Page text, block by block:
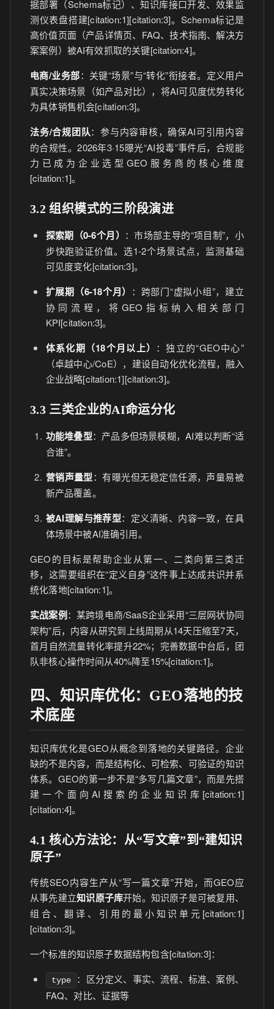
据部署（Schema标记）、知识库接口开发、效果监
测仪表盘搭建[citation:1][citation:3]。Schema标记是
高价值页面（产品详情页、FAQ、技术指南、解决方
案案例）被AI有效抓取的关键[citation:4]。
电商/业务部：关键“场景”与“转化”衔接者。定义用户
真实决策场景（如产品对比），将AI可见度优势转化
为具体销售机会[citation:3]。
法务/合规团队：参与内容审核，确保AI可引用内容
的合规性。2026年3·15曝光“AI投毒”事件后，合规能
力已成为企业选型GEO服务商的核心维度
[citation:1]。
3.2 组织模式的三阶段演进
探索期（0-6个月） ：市场部主导的“项目制”，小
步快跑验证价值。选1-2个场景试点，监测基础
可见度变化[citation:3]。
扩展期（6-18个月） ：跨部门“虚拟小组”，建立
协同流程，将GEO指标纳入相关部门
KPI[citation:3]。
体系化期（18个月以上） ：独立的“GEO中心”
（卓越中心/CoE），建设自动化优化流程，融入
企业战略[citation:1][citation:3]。
3.3 三类企业的AI命运分化
功能堆叠型：产品多但场景模糊，AI难以判断“适
合谁”。
营销声量型：有曝光但无稳定信任源，声量易被
新产品覆盖。
被AI理解与推荐型：定义清晰、内容一致，在具
体场景中被AI准确引用。
GEO的目标是帮助企业从第一、二类向第三类迁
移，这需要组织在“定义自身”这件事上达成共识并系
统化落地[citation:1]。
实战案例：某跨境电商/SaaS企业采用“三层网状协同
架构”后，内容从研究到上线周期从14天压缩至7天，
首月自然流量转化率提升22%；完善数据中台后，团
队非核心操作时间从40%降至15%[citation:1]。
四、知识库优化：GEO落地的技
术底座
知识库优化是GEO从概念到落地的关键路径。企业
缺的不是内容，而是结构化、可检索、可验证的知识
体系。GEO的第一步不是“多写几篇文章”，而是先搭
建一个面向AI搜索的企业知识库[citation:1]
[citation:4]。
4.1 核心方法论：从“写文章”到“建知识
原子”
传统SEO内容生产从“写一篇文章”开始，而GEO应
从事先建立知识原子库开始。知识原子是可被复用、
组合、翻译、引用的最小知识单元[citation:1]
[citation:3]。
一个标准的知识原子数据结构包含[citation:3]：
type
：区分定义、事实、流程、标准、案例、
FAQ、对比、证据等